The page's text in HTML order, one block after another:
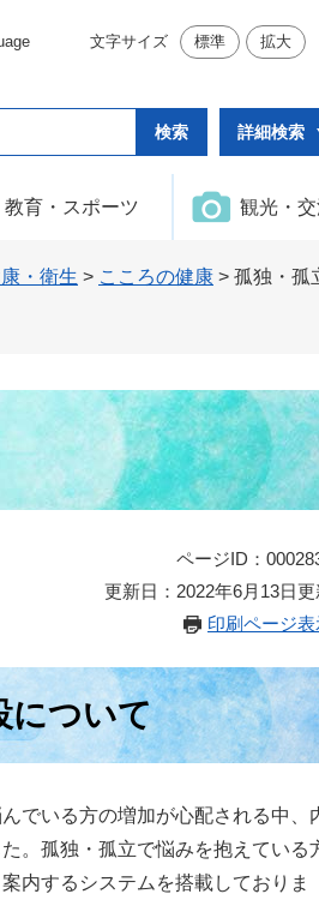
文字サイズ 標準 拡大
詳細検索
教育・スポーツ 観光・
・衛生 > こころの健康 > 孤独・孤
ページID：
更新日：2022年6月13日更
印刷ページ表
について
でいる方の増加が心配される中、
。孤独・孤立で悩みを抱えている
内するシステムを搭載しておりま